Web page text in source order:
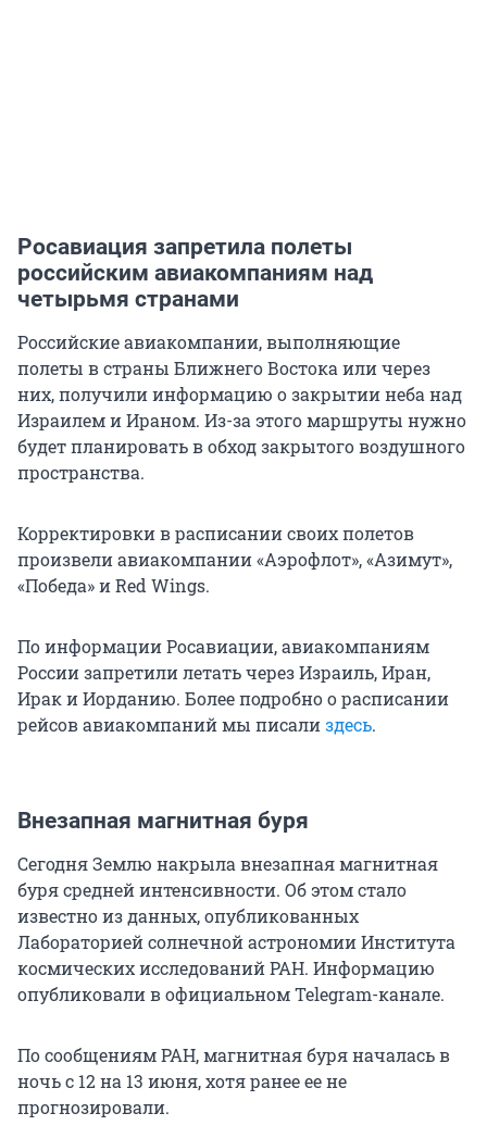
Росавиация запретила полеты
российским авиакомпаниям над
четырьмя странами
Российские авиакомпании, выполняющие
полеты в страны Ближнего Востока или через
них, получили информацию о закрытии неба над
Израилем и Ираном. Из-за этого маршруты нужно
будет планировать в обход закрытого воздушного
пространства.
Корректировки в расписании своих полетов
произвели авиакомпании «Аэрофлот», «Азимут»,
«Победа» и Red Wings.
По информации Росавиации, авиакомпаниям
России запретили летать через Израиль, Иран,
Ирак и Иорданию. Более подробно о расписании
рейсов авиакомпаний мы писализдесь.
Внезапная магнитная буря
Сегодня Землю накрыла внезапная магнитная
буря средней интенсивности. Об этом стало
известно из данных, опубликованных
Лабораторией солнечной астрономии Института
космических исследований РАН. Информацию
опубликовали в официальном Telegram-канале.
По сообщениям РАН, магнитная буря началась в
ночь с 12 на 13 июня, хотя ранее ее не
прогнозировали.